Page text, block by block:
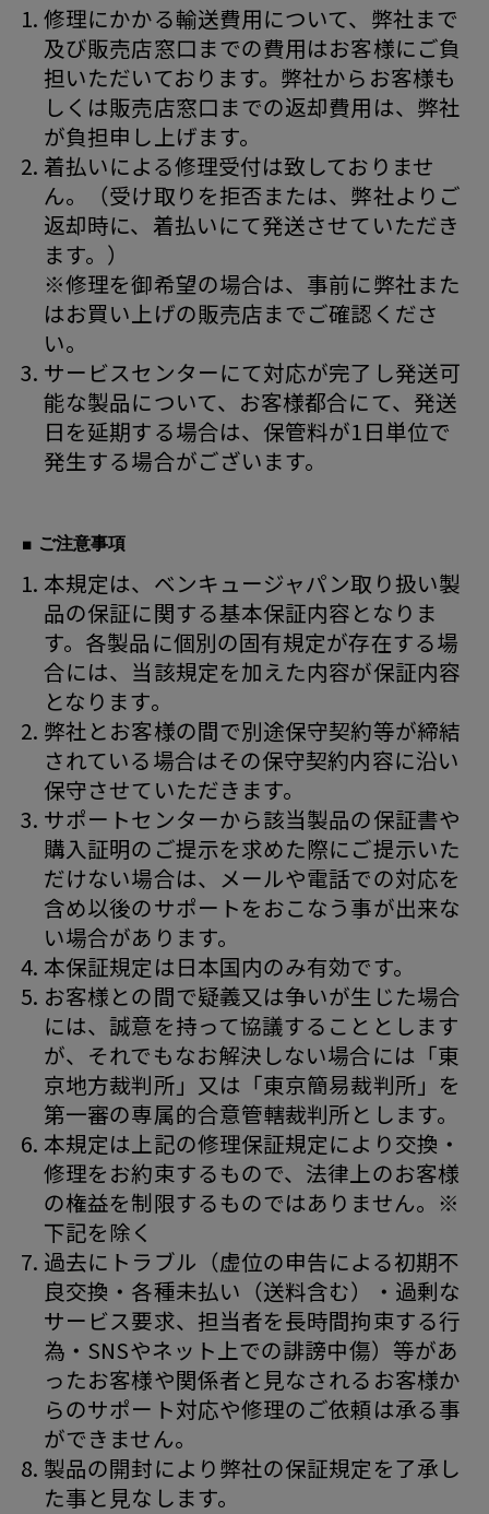
修理にかかる輸送費用について、弊社まで
及び販売店窓口までの費用はお客様にご負
担いただいております。弊社からお客様も
しくは販売店窓口までの返却費用は、弊社
が負担申し上げます。
着払いによる修理受付は致しておりませ
ん。（受け取りを拒否または、弊社よりご
返却時に、着払いにて発送させていただき
ます。）
※修理を御希望の場合は、事前に弊社また
はお買い上げの販売店までご確認くださ
い。
サービスセンターにて対応が完了し発送可
能な製品について、お客様都合にて、発送
日を延期する場合は、保管料が1日単位で
発生する場合がございます。
■ ご注意事項
本規定は、ベンキュージャパン取り扱い製
品の保証に関する基本保証内容となりま
す。各製品に個別の固有規定が存在する場
合には、当該規定を加えた内容が保証内容
となります。
弊社とお客様の間で別途保守契約等が締結
されている場合はその保守契約内容に沿い
保守させていただきます。
サポートセンターから該当製品の保証書や
購入証明のご提示を求めた際にご提示いた
だけない場合は、メールや電話での対応を
含め以後のサポートをおこなう事が出来な
い場合があります。
本保証規定は日本国内のみ有効です。
お客様との間で疑義又は争いが生じた場合
には、誠意を持って協議することとします
が、それでもなお解決しない場合には「東
京地方裁判所」又は「東京簡易裁判所」を
第一審の専属的合意管轄裁判所とします。
本規定は上記の修理保証規定により交換・
修理をお約束するもので、法律上のお客様
の権益を制限するものではありません。※
下記を除く
過去にトラブル（虚位の申告による初期不
良交換・各種未払い（送料含む）・過剰な
サービス要求、担当者を長時間拘束する行
為・SNSやネット上での誹謗中傷）等があ
ったお客様や関係者と見なされるお客様か
らのサポート対応や修理のご依頼は承る事
ができません。
製品の開封により弊社の保証規定を了承し
た事と見なします。